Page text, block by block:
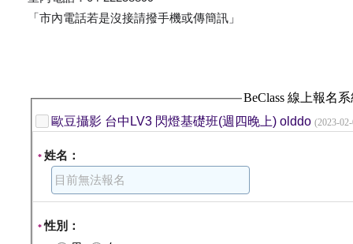
「市內電話若是沒接請撥手機或傳簡訊」